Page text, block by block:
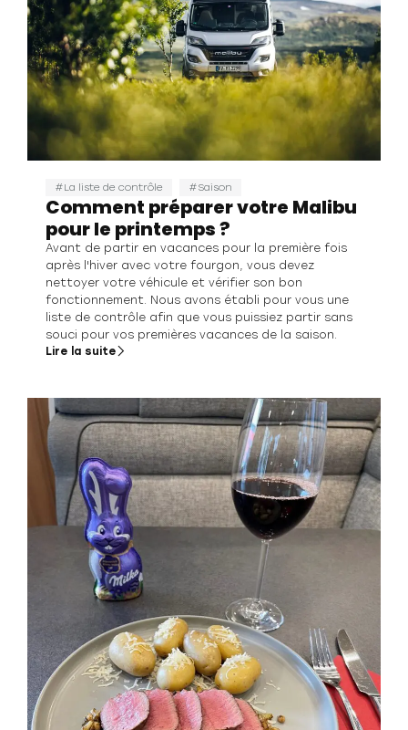
La liste de contrôle Saison
Comment préparer votre Malibu
pour le printemps ?
Avant de partir en vacances pour la première fois
après l'hiver avec votre fourgon, vous devez
nettoyer votre véhicule et vérifier son bon
fonctionnement. Nous avons établi pour vous une
liste de contrôle afin que vous puissiez partir sans
souci pour vos premières vacances de la saison.
Lire la suite